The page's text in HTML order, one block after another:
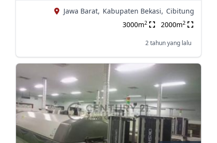
Jawa Barat, Kabupaten Bekasi, Cibitung
3000m2 2000m2
2 tahun yang lalu